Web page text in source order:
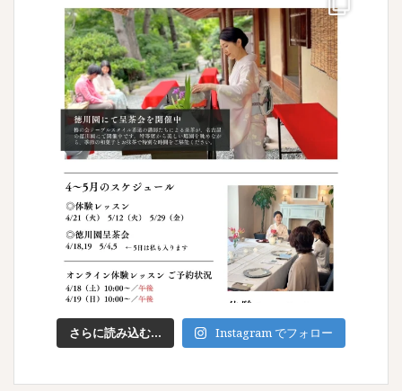
さらに読み込む... Instagram でフォロー